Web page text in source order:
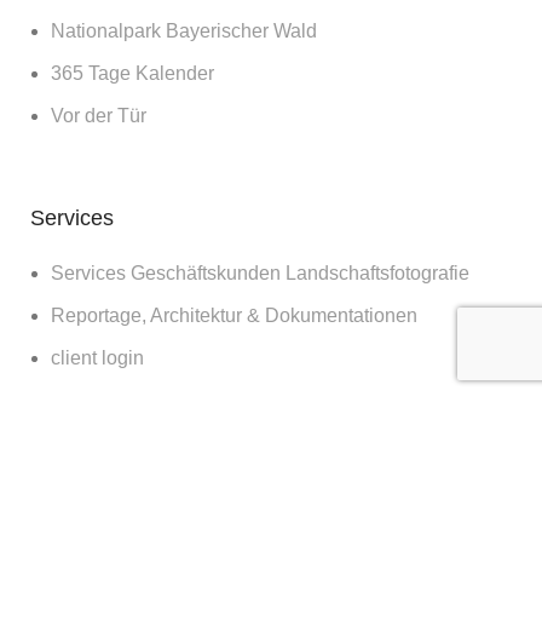
Nationalpark Bayerischer Wald
365 Tage Kalender
Vor der Tür
Services
Services Geschäftskunden Landschaftsfotografie
Reportage, Architektur & Dokumentationen
client login